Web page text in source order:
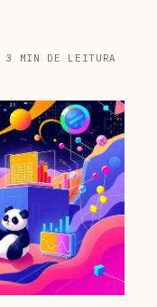
3 MIN DE LEITURA